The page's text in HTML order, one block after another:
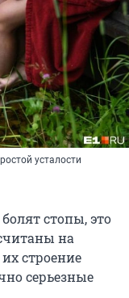
усталости
стопы, это
на
строение
серьезные